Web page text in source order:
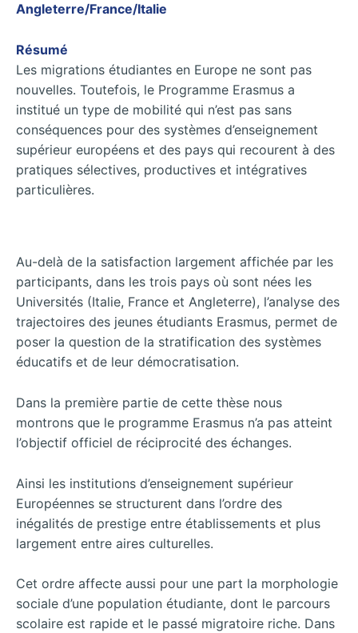
Angleterre/France/Italie
Résumé
Les migrations étudiantes en Europe ne sont pas
nouvelles. Toutefois, le Programme Erasmus a
institué un type de mobilité qui n’est pas sans
conséquences pour des systèmes d’enseignement
supérieur européens et des pays qui recourent à des
pratiques sélectives, productives et intégratives
particulières.
Au-delà de la satisfaction largement affichée par les
participants, dans les trois pays où sont nées les
Universités (Italie, France et Angleterre), l’analyse des
trajectoires des jeunes étudiants Erasmus, permet de
poser la question de la stratification des systèmes
éducatifs et de leur démocratisation.
Dans la première partie de cette thèse nous
montrons que le programme Erasmus n’a pas atteint
l’objectif officiel de réciprocité des échanges.
Ainsi les institutions d’enseignement supérieur
Européennes se structurent dans l’ordre des
inégalités de prestige entre établissements et plus
largement entre aires culturelles.
Cet ordre affecte aussi pour une part la morphologie
sociale d’une population étudiante, dont le parcours
scolaire est rapide et le passé migratoire riche. Dans